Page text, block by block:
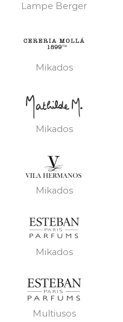
Lampe Berger
Mikados
Mikados
Mikados
Mikados
Multiusos